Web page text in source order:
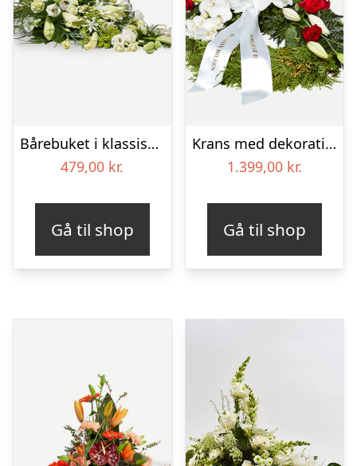
Bårebuket i klassisk stil – hvid
479,00 kr.
Gå til shop
Krans med dekoration i klassisk stil – rød og hvid – med bånd
1.399,00 kr.
Gå til shop